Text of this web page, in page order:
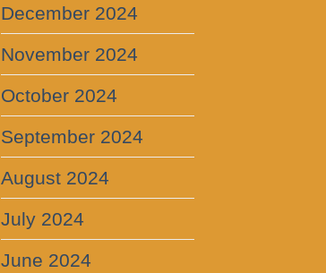
December 2024
November 2024
October 2024
September 2024
August 2024
July 2024
June 2024